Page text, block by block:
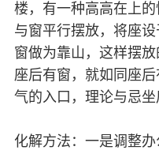
楼，有一种高高在上
与窗平行摆放，将座
窗做为靠山，这样摆放
座后有窗，就如同座
气的入口，理论与忌坐
化解方法：一是调整